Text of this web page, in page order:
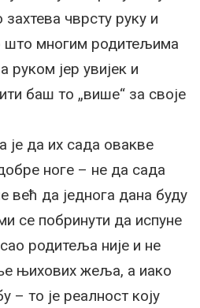
захтева чврсту руку и
што многим родитељима
руком јер увијек и
баш то „више“ за своје
да их сада овакве
ноге – не да сада
већ да једнога дана буду
се побринути да испуне
родитеља није и не
њихових жеља, а иако
– то је реалност коју